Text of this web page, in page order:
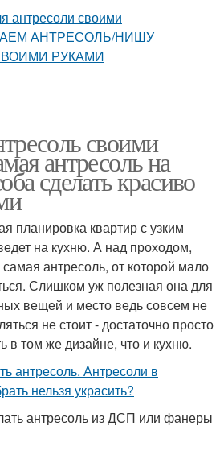
своими
антресоль на
сделать красиво
планировка квартир с узким
на кухню. А над проходом,
антресоль, от которой мало
Слишком уж полезная она для
вещей и место ведь совсем не
не стоит - достаточно просто
в том же дизайне, что и кухню.
антресоль из ДСП или фанеры